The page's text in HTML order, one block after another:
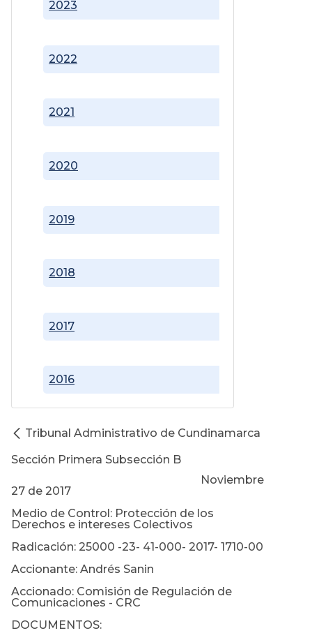
2016
2017
2018
2019
2020
2021
2022
2023
Tribunal Administrativo de Cundinamarca
Sección Primera Subsección B
Noviembre
27 de 2017
Medio de Control: Protección de los
Derechos e intereses Colectivos
Radicación: 25000 -23- 41-000- 2017- 1710-00
Accionante: Andrés Sanin
Accionado: Comisión de Regulación de
Comunicaciones - CRC
DOCUMENTOS: